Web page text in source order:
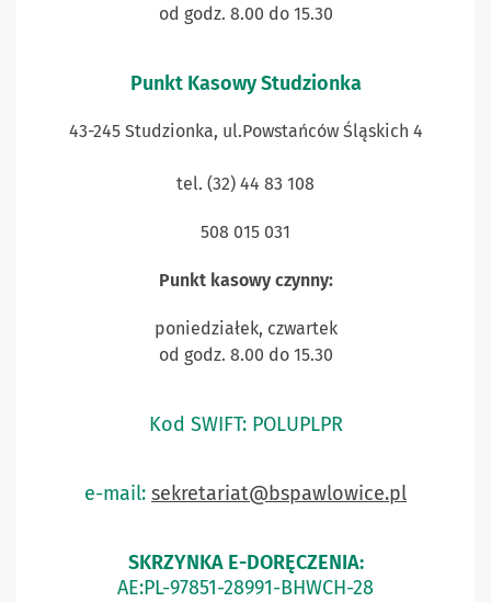
od godz. 8.00 do 15.30
Punkt Kasowy Studzionka
43-245 Studzionka, ul.Powstańców Śląskich 4
tel. (32) 44 83 108
508 015 031
Punkt kasowy czynny:
poniedziałek, czwartek
od godz. 8.00 do 15.30
Kod SWIFT: POLUPLPR
e-mail: sekretariat@bspawlowice.pl
SKRZYNKA E-DORĘCZENIA:
AE:PL-97851-28991-BHWCH-28